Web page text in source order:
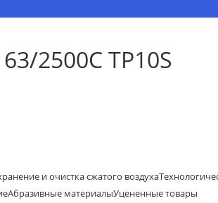
2500C TP10S
и очистка сжатого воздуха
Абразивные материалыУцененные товары